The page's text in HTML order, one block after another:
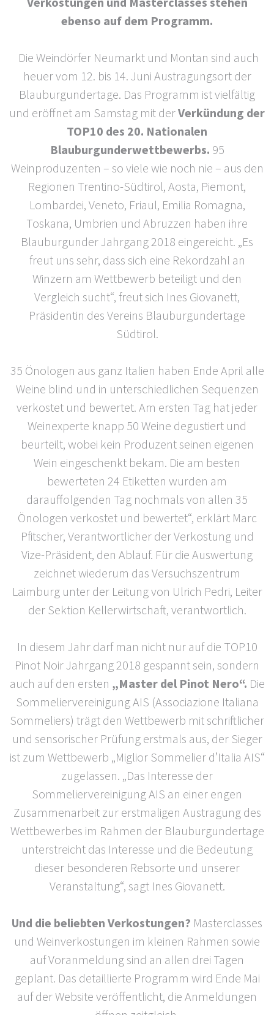
ebenso auf dem Programm.
Die Weindörfer Neumarkt und Montan sind auch
heuer vom 12. bis 14. Juni Austragungsort der
Blauburgundertage. Das Programm ist vielfältig
und eröffnet am Samstag mit derVerkündung der
TOP10 des 20. Nationalen
Blauburgunderwettbewerbs. 95
Weinproduzenten – so viele wie noch nie – aus den
Regionen Trentino-Südtirol, Aosta, Piemont,
Lombardei, Veneto, Friaul, Emilia Romagna,
Toskana, Umbrien und Abruzzen haben ihre
Blauburgunder Jahrgang 2018 eingereicht. „Es
freut uns sehr, dass sich eine Rekordzahl an
Winzern am Wettbewerb beteiligt und den
Vergleich sucht“, freut sich Ines Giovanett,
Präsidentin des Vereins Blauburgundertage
Südtirol.
35 Önologen aus ganz Italien haben Ende April alle
Weine blind und in unterschiedlichen Sequenzen
verkostet und bewertet. Am ersten Tag hat jeder
Weinexperte knapp 50 Weine degustiert und
beurteilt, wobei kein Produzent seinen eigenen
Wein eingeschenkt bekam. Die am besten
bewerteten 24 Etiketten wurden am
darauffolgenden Tag nochmals von allen 35
Önologen verkostet und bewertet“, erklärt Marc
Pfitscher, Verantwortlicher der Verkostung und
Vize-Präsident, den Ablauf. Für die Auswertung
zeichnet wiederum das Versuchszentrum
Laimburg unter der Leitung von Ulrich Pedri, Leiter
der Sektion Kellerwirtschaft, verantwortlich.
In diesem Jahr darf man nicht nur auf die TOP10
Pinot Noir Jahrgang 2018 gespannt sein, sondern
auch auf den ersten „Master del Pinot Nero“. Die
Sommeliervereinigung AIS (Associazione Italiana
Sommeliers) trägt den Wettbewerb mit schriftlicher
und sensorischer Prüfung erstmals aus, der Sieger
ist zum Wettbewerb „Miglior Sommelier d’Italia AIS“
zugelassen. „Das Interesse der
Sommeliervereinigung AIS an einer engen
Zusammenarbeit zur erstmaligen Austragung des
Wettbewerbes im Rahmen der Blauburgundertage
unterstreicht das Interesse und die Bedeutung
dieser besonderen Rebsorte und unserer
Veranstaltung“, sagt Ines Giovanett.
Und die beliebten Verkostungen? Masterclasses
und Weinverkostungen im kleinen Rahmen sowie
auf Voranmeldung sind an allen drei Tagen
geplant. Das detaillierte Programm wird Ende Mai
auf der Website veröffentlicht, die Anmeldungen